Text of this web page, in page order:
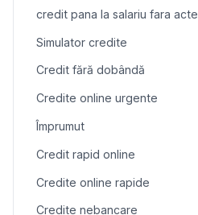
credit pana la salariu fara acte
Simulator credite
Credit fără dobândă
Credite online urgente
Împrumut
Credit rapid online
Credite online rapide
Credite nebancare